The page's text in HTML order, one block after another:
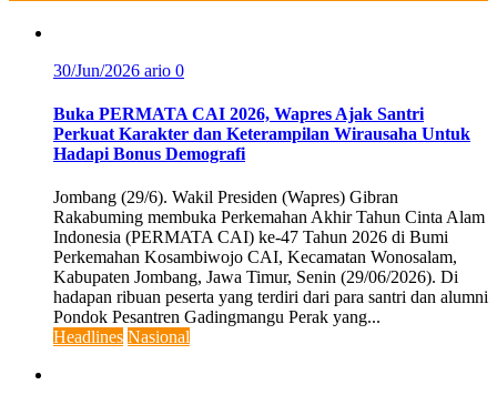
30/Jun/2026 ario 0
Buka PERMATA CAI 2026, Wapres Ajak Santri
Perkuat Karakter dan Keterampilan Wirausaha Untuk
Hadapi Bonus Demografi
Jombang (29/6). Wakil Presiden (Wapres) Gibran
Rakabuming membuka Perkemahan Akhir Tahun Cinta Alam
Indonesia (PERMATA CAI) ke-47 Tahun 2026 di Bumi
Perkemahan Kosambiwojo CAI, Kecamatan Wonosalam,
Kabupaten Jombang, Jawa Timur, Senin (29/06/2026). Di
hadapan ribuan peserta yang terdiri dari para santri dan alumni
Pondok Pesantren Gadingmangu Perak yang...
Headlines Nasional